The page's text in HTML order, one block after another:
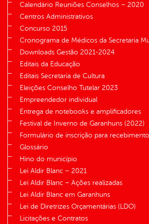
Calendário Reuniões Conselhos – 2020
Centros Administrativos
Concurso 2015
Cronograma de Médicos da Secretaria
Downloads Gestão 2021-2024
Editais da Educação
Editais Secretaria de Cultura
Eleições Conselho Tutelar 2023
Empreendedor individual
Entrega de notebooks e amplificadores
Festival de Inverno de Garanhuns (2022)
Formulário de inscrição para
Glossário
Hino do município
Lei Aldir Blanc – 2021
Lei Aldir Blanc – Ações realizadas
Lei Aldir Blanc em Garanhuns
Lei de Diretrizes Orçamentárias (LDO)
Licitações e Contratos